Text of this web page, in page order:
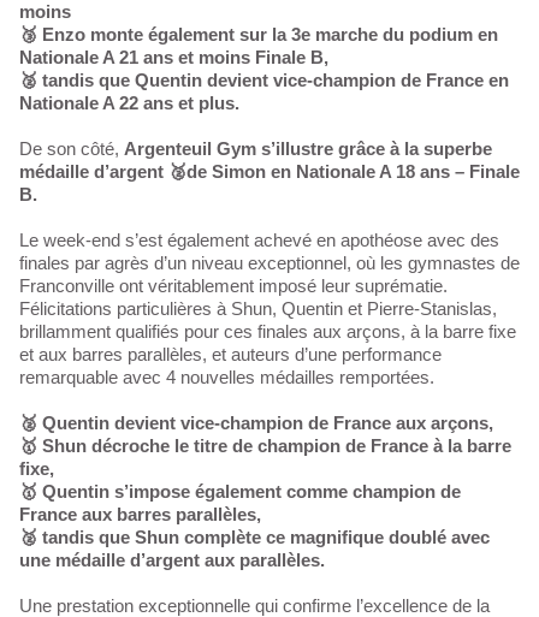
moins
🥉 Enzo monte également sur la 3e marche du podium en
Nationale A 21 ans et moins Finale B,
🥈 tandis que Quentin devient vice-champion de France en
Nationale A 22 ans et plus.
De son côté, Argenteuil Gym s’illustre grâce à la superbe
médaille d’argent 🥈de Simon en Nationale A 18 ans – Finale
B.
Le week-end s’est également achevé en apothéose avec des
finales par agrès d’un niveau exceptionnel, où les gymnastes de
Franconville ont véritablement imposé leur suprématie.
Félicitations particulières à Shun, Quentin et Pierre-Stanislas,
brillamment qualifiés pour ces finales aux arçons, à la barre fixe
et aux barres parallèles, et auteurs d’une performance
remarquable avec 4 nouvelles médailles remportées.
🥈 Quentin devient vice-champion de France aux arçons,
🥇 Shun décroche le titre de champion de France à la barre
fixe,
🥇 Quentin s’impose également comme champion de
France aux barres parallèles,
🥈 tandis que Shun complète ce magnifique doublé avec
une médaille d’argent aux parallèles.
Une prestation exceptionnelle qui confirme l’excellence de la